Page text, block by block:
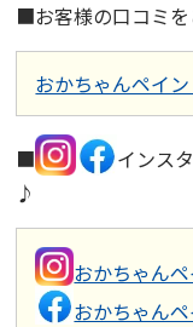
■お客様の口コミ
おかちゃんペイン
■
インス
♪
おかちゃん
おかちゃん